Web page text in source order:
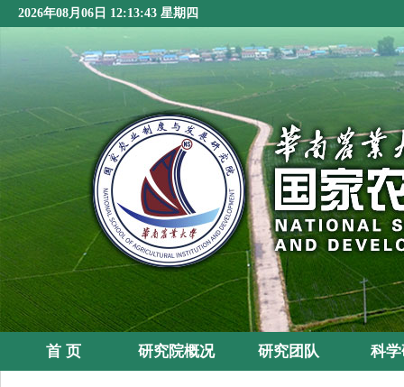
2026年08月06日 12:13:44 星期四
首 页 研究院概况 研究团队 科